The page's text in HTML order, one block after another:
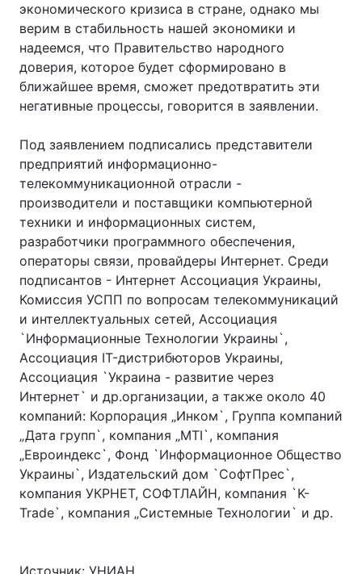
экономического кризиса в стране, однако мы
верим в стабильность нашей экономики и
надеемся, что Правительство народного
доверия, которое будет сформировано в
ближайшее время, сможет предотвратить эти
негативные процессы, говорится в заявлении.
Под заявлением подписались представители
предприятий информационно-
телекоммуникационной отрасли -
производители и поставщики компьютерной
техники и информационных систем,
разработчики программного обеспечения,
операторы связи, провайдеры Интернет. Среди
подписантов - Интернет Ассоциация Украины,
Комиссия УСПП по вопросам телекоммуникаций
и интеллектуальных сетей, Ассоциация
`Информационные Технологии Украины`,
Ассоциация IT-дистрибюторов Украины,
Ассоциация `Украина - развитие через
Интернет` и др.организации, а также около 40
компаний: Корпорация „Инком`, Группа компаний
„Дата групп`, компания „MTI`, компания
„Евроиндекс`, Фонд `Информационное Общество
Украины`, Издательский дом `СофтПрес`,
компания УКРНЕТ, СОФТЛАЙН, компания `K-
Trade`, компания „Системные Технологии` и др.
Источник: УНИАН